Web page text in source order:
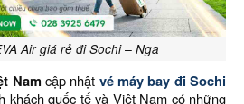
Air giá rẻ đi Sochi – Nga
Nam cập nhật vé máy bay đi Sochi
khách quốc tế và Việt Nam có những